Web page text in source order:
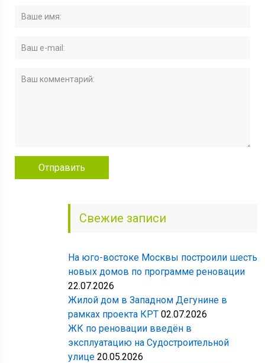
Свежие записи
На юго-востоке Москвы построили шесть
новых домов по программе реновации
22.07.2026
Жилой дом в Западном Дегунине в
рамках проекта КРТ 02.07.2026
ЖК по реновации введён в
эксплуатацию на Судостроительной
улице 20.05.2026